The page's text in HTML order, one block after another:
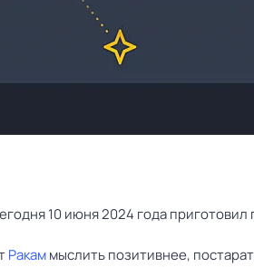
10 июня 2024 года приготовил
Ракаммыслить позитивнее,